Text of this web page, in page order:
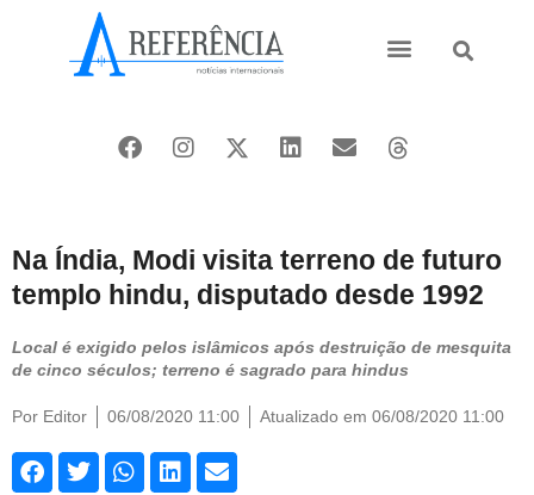
Na Índia, Modi visita terreno de futuro
templo hindu, disputado desde 1992
Local é exigido pelos islâmicos após destruição de mesquita
de cinco séculos; terreno é sagrado para hindus
Por Editor 06/08/2020 11:00 Atualizado em 06/08/2020 11:00